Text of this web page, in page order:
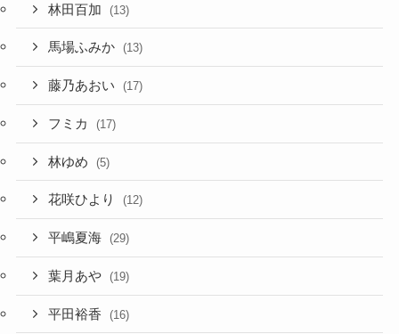
林田百加 (13)
馬場ふみか (13)
藤乃あおい (17)
フミカ (17)
林ゆめ (5)
花咲ひより (12)
平嶋夏海 (29)
葉月あや (19)
平田裕香 (16)